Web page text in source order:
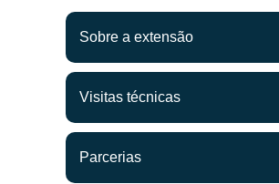
Sobre a extensão
Visitas técnicas
Parcerias